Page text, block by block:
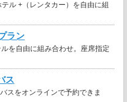
ル +（レンタカー）を自由に組
ラン
を自由に組み合わせ。座席指定
ス
スをオンラインで予約できま